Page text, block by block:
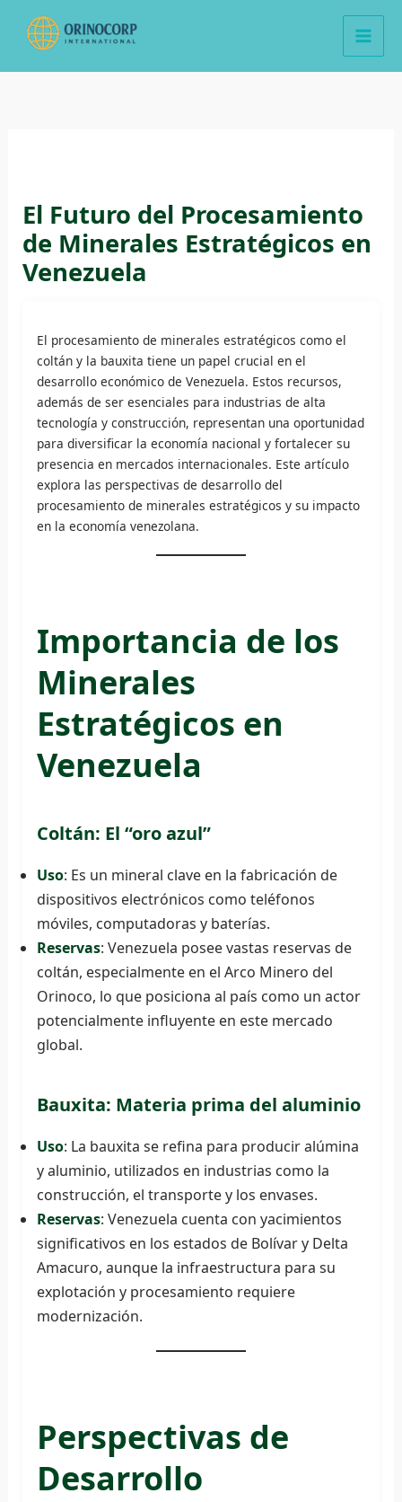
El Futuro del Procesamiento
de Minerales Estratégicos en
Venezuela
El procesamiento de minerales estratégicos como el
coltán y la bauxita tiene un papel crucial en el
desarrollo económico de Venezuela. Estos recursos,
además de ser esenciales para industrias de alta
tecnología y construcción, representan una oportunidad
para diversificar la economía nacional y fortalecer su
presencia en mercados internacionales. Este artículo
explora las perspectivas de desarrollo del
procesamiento de minerales estratégicos y su impacto
en la economía venezolana.
Importancia de los
Minerales
Estratégicos en
Venezuela
Coltán: El “oro azul”
Uso: Es un mineral clave en la fabricación de
dispositivos electrónicos como teléfonos
móviles, computadoras y baterías.
Reservas: Venezuela posee vastas reservas de
coltán, especialmente en el Arco Minero del
Orinoco, lo que posiciona al país como un actor
potencialmente influyente en este mercado
global.
Bauxita: Materia prima del aluminio
Uso: La bauxita se refina para producir alúmina
y aluminio, utilizados en industrias como la
construcción, el transporte y los envases.
Reservas: Venezuela cuenta con yacimientos
significativos en los estados de Bolívar y Delta
Amacuro, aunque la infraestructura para su
explotación y procesamiento requiere
modernización.
Perspectivas de
Desarrollo